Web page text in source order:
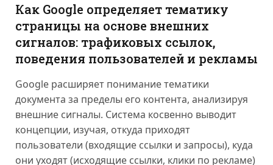
Как Google определяет тематику
страницы на основе внешних
сигналов: трафиковых ссылок,
поведения пользователей и рекламы
Google расширяет понимание тематики
документа за пределы его контента, анализируя
внешние сигналы. Система косвенно выводит
концепции, изучая, откуда приходят
пользователи (входящие ссылки и запросы), куда
они уходят (исходящие ссылки, клики по рекламе)